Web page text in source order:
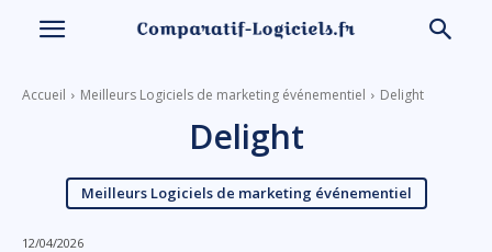
Accueil Meilleurs Logiciels de marketing événementiel Delight
Delight
Meilleurs Logiciels de marketing événementiel
12/04/2026